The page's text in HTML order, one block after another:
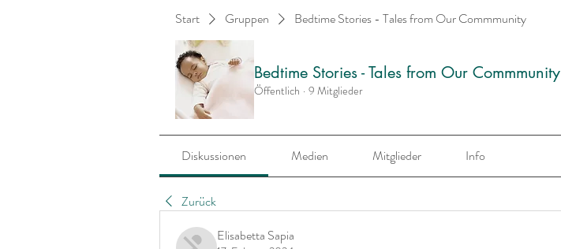
Start Gruppen Bedtime Stories - Tales from Our Commmunity
Bedtime Stories - Tales from Our Commmunity
Öffentlich · 9 Mitglieder
Diskussionen Medien Mitglieder Info
Zurück
Elisabetta Sapia